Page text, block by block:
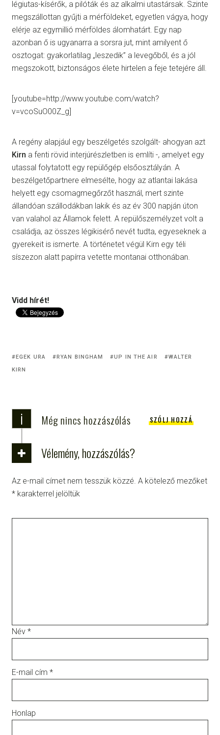
légiutas-kísérők, a pilóták és az alkalmi utastársak. Szinte
megszállottan gyűjti a mérföldeket, egyetlen vágya, hogy
elérje az egymillió mérföldes álomhatárt. Egy nap
azonban ő is ugyanarra a sorsra jut, mint amilyent ő
osztogat: gyakorlatilag „leszedik” a levegőből, és a jól
megszokott, biztonságos élete hirtelen a feje tetejére áll.
[youtube=http://www.youtube.com/watch?
v=vcoSuO00Z_g]
A regény alapjául egy beszélgetés szolgált- ahogyan azt
Kirn a fenti rövid interjúrészletben is említi -, amelyet egy
utassal folytatott egy repülőgép elsőosztályán. A
beszélgetőpartnere elmesélte, hogy az atlantai lakása
helyett egy csomagmegőrzőt használ, mert szinte
állandóan szállodákban lakik és az év 300 napján úton
van valahol az Államok felett. A repülőszemélyzet volt a
családja, az összes légikisérő nevét tudta, egyeseknek a
gyerekeit is ismerte. A történetet végül Kirn egy téli
síszezon alatt papírra vetette montanai otthonában.
Vidd hírét!
EGEK URA RYAN BINGHAM UP IN THE AIR
WALTER
KIRN
i Még nincs hozzászólás SZÓLJ HOZZÁ
Vélemény, hozzászólás?
Az e-mail címet nem tesszük közzé. A kötelező mezőket
* karakterrel jelöltük
Név *
E-mail cím *
Honlap